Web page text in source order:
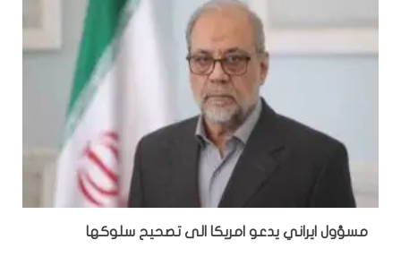
مسؤول ايراني يدعو امريكا الى تصحيح سلوكها